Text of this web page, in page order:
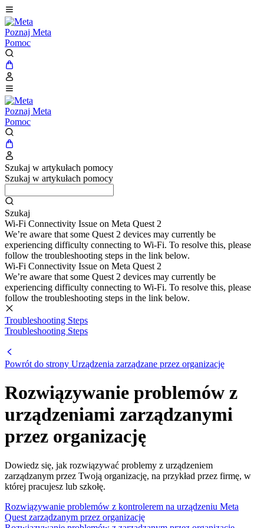
Poznaj Meta
Pomoc
Poznaj Meta
Pomoc
Szukaj w artykułach pomocy
Szukaj w artykułach pomocy
Szukaj
Wi-Fi Connectivity Issue on Meta Quest 2
We’re aware that some Quest 2 devices may currently be
experiencing difficulty connecting to Wi-Fi. To resolve this, please
follow the troubleshooting steps in the link below.
Wi-Fi Connectivity Issue on Meta Quest 2
We’re aware that some Quest 2 devices may currently be
experiencing difficulty connecting to Wi-Fi. To resolve this, please
follow the troubleshooting steps in the link below.
Troubleshooting Steps
Troubleshooting Steps
Powrót do strony Urządzenia zarządzane przez organizację
Rozwiązywanie problemów z
urządzeniami zarządzanymi
przez organizację
Dowiedz się, jak rozwiązywać problemy z urządzeniem
zarządzanym przez Twoją organizację, na przykład przez firmę, w
której pracujesz lub szkołę.
Rozwiązywanie problemów z kontrolerem na urządzeniu Meta
Quest zarządzanym przez organizację